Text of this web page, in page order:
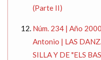
(Parte II)
Núm. 234 | Año
Antonio | LAS
SILLA Y DE "ELS